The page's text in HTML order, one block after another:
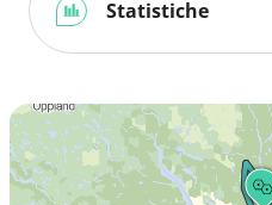
Statistiche